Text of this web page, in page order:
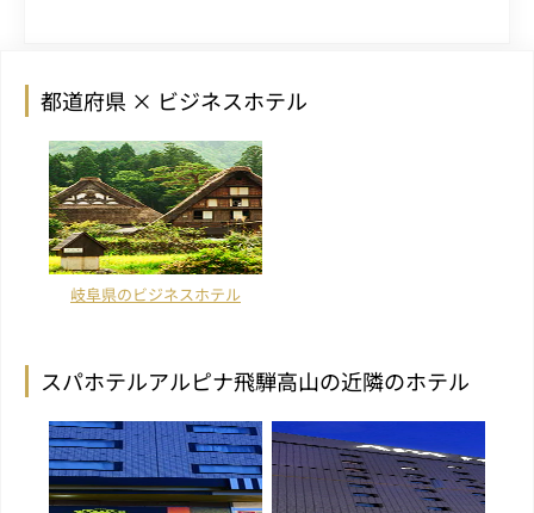
都道府県 × ビジネスホテル
岐阜県のビジネスホテル
スパホテルアルピナ飛騨高山の近隣のホテル